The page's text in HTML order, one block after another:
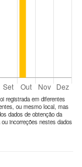
registrada em diferentes
ou mesmo local, mas
dados de obtenção da
incorreções nestes dados